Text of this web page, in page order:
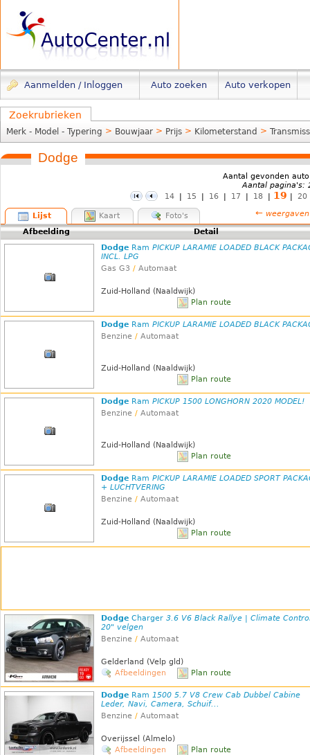
Aanmelden / Inloggen Auto zoeken Auto verkopen
Zoekrubrieken
Merk - Model - Typering > Bouwjaar > Prijs > Kilometerstand >
Dodge
Aantal gevonden
Aantal pagina's:
14
| 15 | 16 | 17 | 18 | 19 | 20
Lijst Kaart Foto's ← weergaven
Afbeelding
Detail
Dodge Ram PICKUP LARAMIE LOADED BLACK
INCL. LPG
Gas G3 / Automaat
Zuid-Holland (Naaldwijk)
Plan route
Dodge Ram PICKUP LARAMIE LOADED BLACK
Benzine / Automaat
Zuid-Holland (Naaldwijk)
Plan route
Dodge Ram PICKUP 1500 LONGHORN 2020 MODEL!
Benzine / Automaat
Zuid-Holland (Naaldwijk)
Plan route
Dodge Ram PICKUP LARAMIE LOADED SPORT
+ LUCHTVERING
Benzine / Automaat
Zuid-Holland (Naaldwijk)
Plan route
Dodge Charger 3.6 V6 Black Rallye | Climate
20" velgen
Benzine / Automaat
Gelderland (Velp gld)
Afbeeldingen
Plan route
Dodge Ram 1500 5.7 V8 Crew Cab Dubbel Cabine
Leder, Navi, Camera, Schuif...
Benzine / Automaat
Overijssel (Almelo)
Afbeeldingen
Plan route